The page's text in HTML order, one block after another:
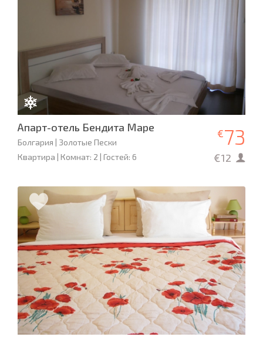
Апарт-отель Бендита Маре
Болгария | Золотые Пески
Квартира | Комнат: 2 | Гостей: 6
€73
€12